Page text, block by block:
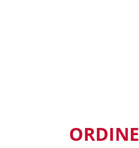
ORDINE